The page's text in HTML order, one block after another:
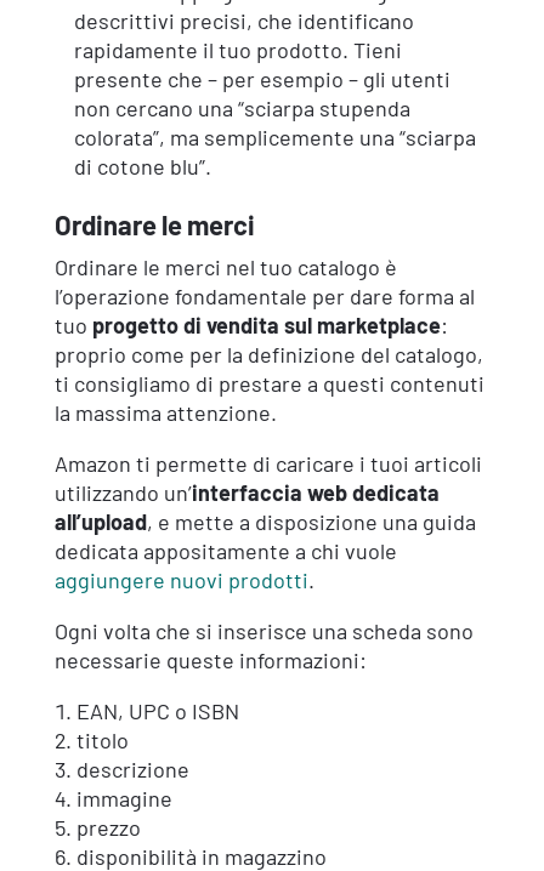
descrittivi precisi, che identificano
rapidamente il tuo prodotto. Tieni
presente che – per esempio – gli utenti
non cercano una “sciarpa stupenda
colorata”, ma semplicemente una “sciarpa
di cotone blu”.
Ordinare le merci
Ordinare le merci nel tuo catalogo è
l’operazione fondamentale per dare forma al
tuo progetto di vendita sul marketplace:
proprio come per la definizione del catalogo,
ti consigliamo di prestare a questi contenuti
la massima attenzione.
Amazon ti permette di caricare i tuoi articoli
utilizzando un’interfaccia web dedicata
all’upload, e mette a disposizione una guida
dedicata appositamente a chi vuole
aggiungere nuovi prodotti.
Ogni volta che si inserisce una scheda sono
necessarie queste informazioni:
EAN, UPC o ISBN
titolo
descrizione
immagine
prezzo
disponibilità in magazzino